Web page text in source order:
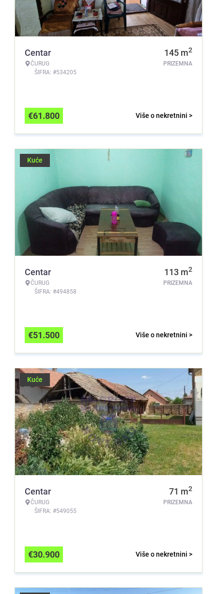
Centar
ČURUG
ŠIFRA: #534205
145 m2
PRIZEMNA
Više o nekretnini >
€61.800
Kuće
Centar
ČURUG
ŠIFRA: #494858
113 m2
PRIZEMNA
Više o nekretnini >
€51.500
Kuće
Centar
ČURUG
ŠIFRA: #549055
71 m2
PRIZEMNA
Više o nekretnini >
€30.900